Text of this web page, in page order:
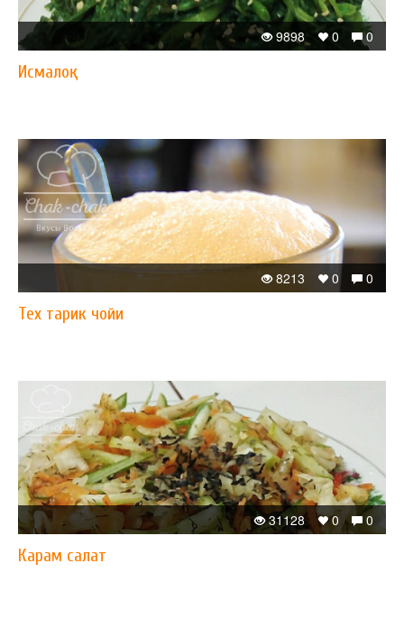
0
0
9898
Исмалоқ
0
0
8213
Теx тарик чойи
0
0
31128
Карам салат